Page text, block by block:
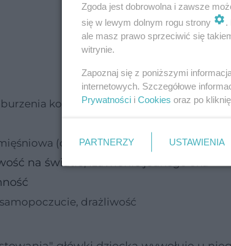
koordynacji ciała, z reguły
(osłabienie mięśni) jednostronna
na światło,łzawieniejednego oka
drażliwość
Zgoda jest dobrowolna i zawsze
się w lewym dolnym rogu strony
.
ale masz prawo sprzeciwić się
witrynie.
Zapoznaj się z poniższymi
internetowych. Szczegółowe
Prywatności i Cookies oraz po
PARTNERZY USTAWIENIA